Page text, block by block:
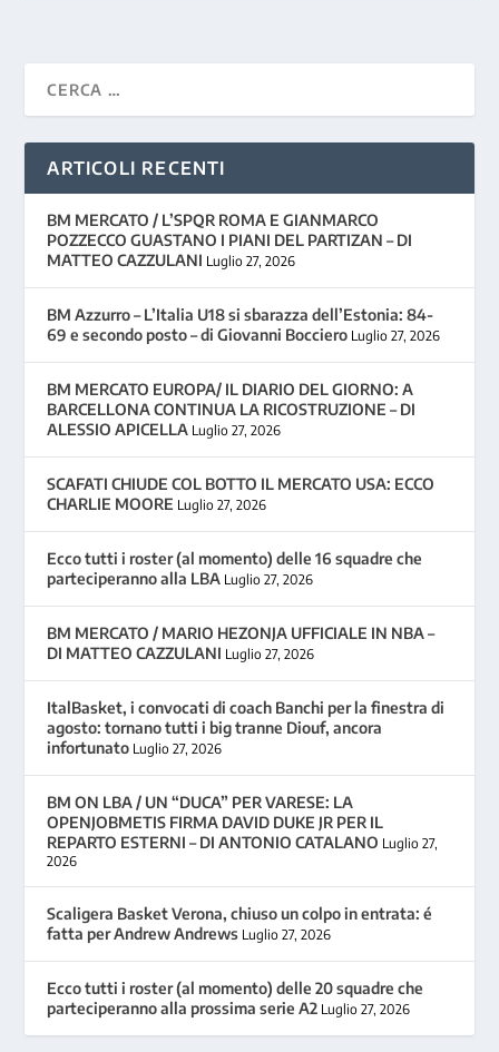
ARTICOLI RECENTI
BM MERCATO / L’SPQR ROMA E GIANMARCO
POZZECCO GUASTANO I PIANI DEL PARTIZAN – DI
MATTEO CAZZULANI Luglio 27, 2026
BM Azzurro – L’Italia U18 si sbarazza dell’Estonia: 84-
69 e secondo posto – di Giovanni Bocciero Luglio 27, 2026
BM MERCATO EUROPA/ IL DIARIO DEL GIORNO: A
BARCELLONA CONTINUA LA RICOSTRUZIONE – DI
ALESSIO APICELLA Luglio 27, 2026
SCAFATI CHIUDE COL BOTTO IL MERCATO USA: ECCO
CHARLIE MOORE Luglio 27, 2026
Ecco tutti i roster (al momento) delle 16 squadre che
parteciperanno alla LBA Luglio 27, 2026
BM MERCATO / MARIO HEZONJA UFFICIALE IN NBA –
DI MATTEO CAZZULANI Luglio 27, 2026
ItalBasket, i convocati di coach Banchi per la finestra di
agosto: tornano tutti i big tranne Diouf, ancora
infortunato Luglio 27, 2026
BM ON LBA / UN “DUCA” PER VARESE: LA
OPENJOBMETIS FIRMA DAVID DUKE JR PER IL
REPARTO ESTERNI – DI ANTONIO CATALANO Luglio 27,
2026
Scaligera Basket Verona, chiuso un colpo in entrata: é
fatta per Andrew Andrews Luglio 27, 2026
Ecco tutti i roster (al momento) delle 20 squadre che
parteciperanno alla prossima serie A2 Luglio 27, 2026